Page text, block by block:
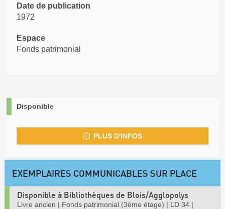
Date de publication
1972
Espace
Fonds patrimonial
Disponible
PLUS D'INFOS
EXEMPLAIRES COMMUNICABLES SUR PLACE
Disponible à Bibliothèques de Blois/Agglopolys
Livre ancien | Fonds patrimonial (3ème étage) | LD 34 |